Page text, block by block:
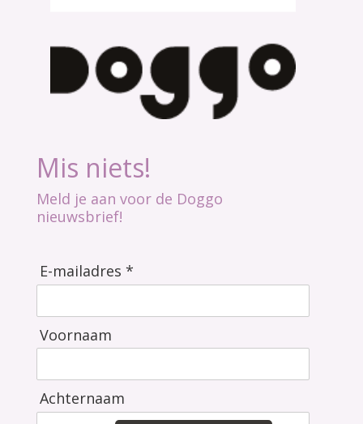
Mis niets!
Meld je aan voor de Doggo
nieuwsbrief!
E-mailadres *
Voornaam
Achternaam